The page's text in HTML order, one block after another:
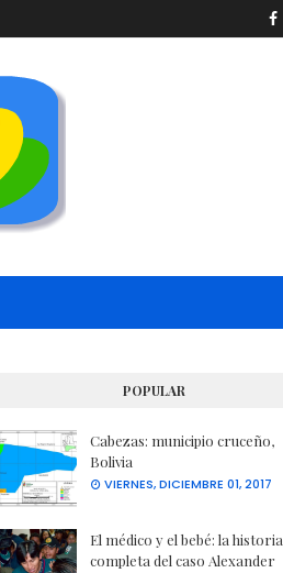
POPULAR
Cabezas: municipio cruceño,
Bolivia
VIERNES, DICIEMBRE 01, 2017
El médico y el bebé: la historia
completa del caso Alexander